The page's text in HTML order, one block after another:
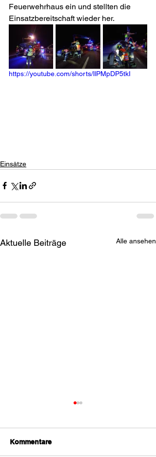
Feuerwehrhaus ein und stellten die
Einsatzbereitschaft wieder her.
https://youtube.com/shorts/llPMpDP5tkI
Einsätze
Aktuelle Beiträge Alle ansehen
Kommentare